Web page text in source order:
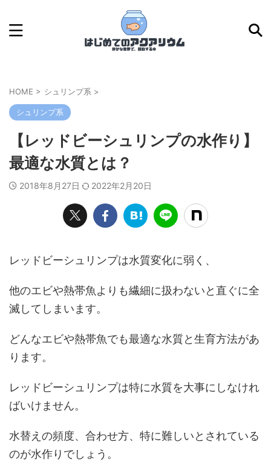
HOME > シュリンプ系 >
シュリンプ系
【レッドビーシュリンプの水作り】
最適な水質とは？
2018年8月27日 2022年2月20日
レッドビーシュリンプは水質変化に弱く、
他のエビや熱帯魚よりも繊細に扱わないと直ぐに全
滅してしまいます。
どんなエビや熱帯魚でも最適な水質と生育方法があ
ります。
レッドビーシュリンプは特に水質を大事にしなけれ
ばいけません。
水替えの頻度、合わせ方、特に難しいとされている
のが水作りでしょう。